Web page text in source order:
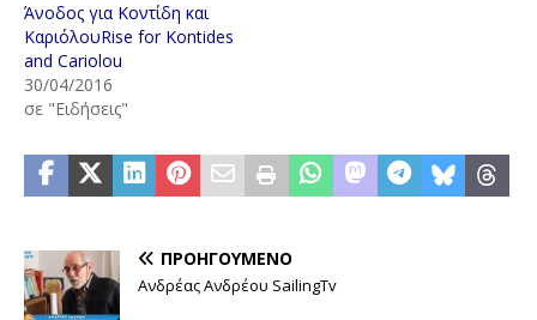
Άνοδος για Κοντίδη και
ΚαριόλουRise for Kontides
and Cariolou
30/04/2016
σε "Ειδήσεις"
ΠΡΟΗΓΟΎΜΕΝΟ
Ανδρέας Ανδρέου SailingTv